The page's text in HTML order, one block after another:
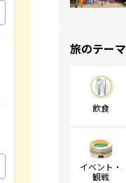
旅のテーマ
飲食
イベント・
観戦